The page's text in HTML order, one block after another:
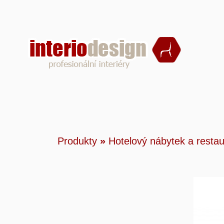
Produkty » Hotelový nábytek a